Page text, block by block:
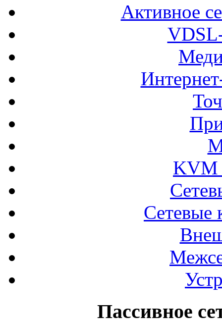
Активное
KVM
Сетевые
Пассивное